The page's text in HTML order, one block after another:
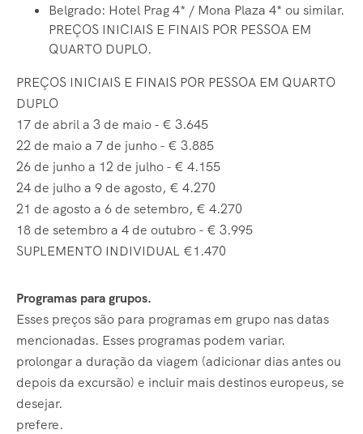
Belgrado: Hotel Prag 4* / Mona Plaza 4* ou similar.
PREÇOS INICIAIS E FINAIS POR PESSOA EM
QUARTO DUPLO.
PREÇOS INICIAIS E FINAIS POR PESSOA EM QUARTO
DUPLO
17 de abril a 3 de maio - € 3.645
22 de maio a 7 de junho - € 3.885
26 de junho a 12 de julho - € 4.155
24 de julho a 9 de agosto, € 4.270
21 de agosto a 6 de setembro, € 4.270
18 de setembro a 4 de outubro - € 3.995
SUPLEMENTO INDIVIDUAL €1.470
Programas para grupos.
Esses preços são para programas em grupo nas datas
mencionadas. Esses programas podem variar.
prolongar a duração da viagem (adicionar dias antes ou
depois da excursão) e incluir mais destinos europeus, se
desejar.
prefere.